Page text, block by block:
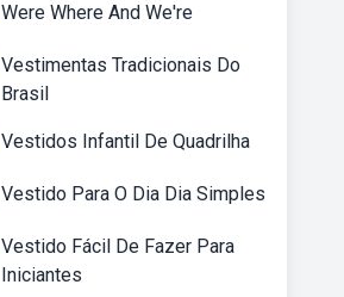
Were Where And We're
Vestimentas Tradicionais Do
Brasil
Vestidos Infantil De Quadrilha
Vestido Para O Dia Dia Simples
Vestido Fácil De Fazer Para
Iniciantes